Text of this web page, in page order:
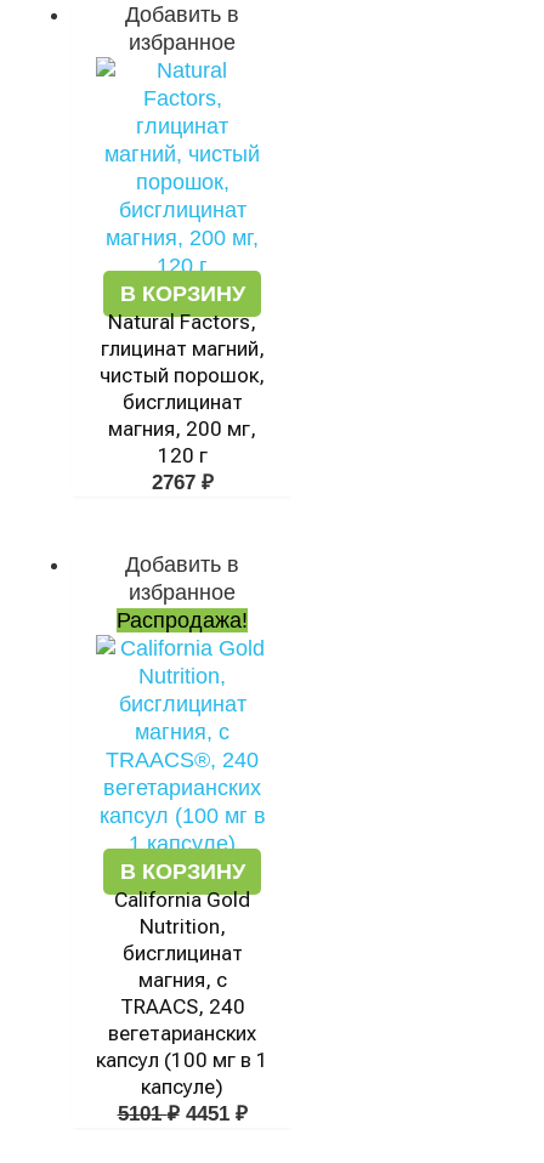
Добавить в
избранное
В КОРЗИНУ
Natural Factors,
глицинат магний,
чистый порошок,
бисглицинат
магния, 200 мг,
120 г
2767 ₽
Добавить в
избранное
Распродажа!
В КОРЗИНУ
California Gold
Nutrition,
бисглицинат
магния, с
TRAACS, 240
вегетарианских
капсул (100 мг в 1
капсуле)
5101₽
Первоначальная
цена
составляла
5101 ₽.
4451 ₽
4451 ₽.